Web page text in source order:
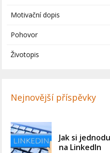
Motivační dopis
Pohovor
Životopis
Nejnovější příspěvky
Jak si
na LinkedIn